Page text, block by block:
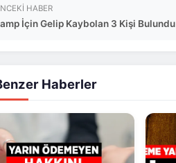
HABER
İçin Gelip Kaybolan 3 Kişi Bulundu
Haberler